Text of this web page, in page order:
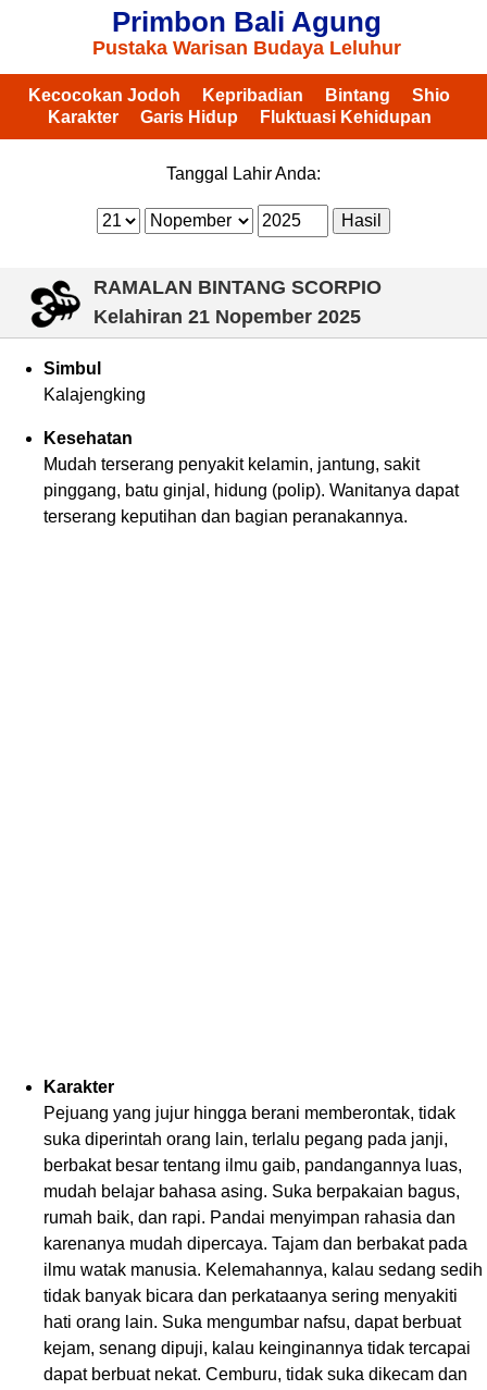
Primbon Bali Agung
Pustaka Warisan Budaya Leluhur
Kecocokan Jodoh Kepribadian Bintang
Shio
Karakter
Garis Hidup Fluktuasi Kehidupan
Tanggal Lahir Anda:
RAMALAN BINTANG SCORPIO
Kelahiran 21 Nopember 2025
Simbul
Kalajengking
Kesehatan
Mudah terserang penyakit kelamin, jantung, sakit
pinggang, batu ginjal, hidung (polip). Wanitanya dapat
terserang keputihan dan bagian peranakannya.
Karakter
Pejuang yang jujur hingga berani memberontak, tidak
suka diperintah orang lain, terlalu pegang pada janji,
berbakat besar tentang ilmu gaib, pandangannya luas,
mudah belajar bahasa asing. Suka berpakaian bagus,
rumah baik, dan rapi. Pandai menyimpan rahasia dan
karenanya mudah dipercaya. Tajam dan berbakat pada
ilmu watak manusia. Kelemahannya, kalau sedang sedih
tidak banyak bicara dan perkataanya sering menyakiti
hati orang lain. Suka mengumbar nafsu, dapat berbuat
kejam, senang dipuji, kalau keinginannya tidak tercapai
dapat berbuat nekat. Cemburu, tidak suka dikecam dan